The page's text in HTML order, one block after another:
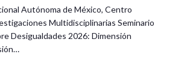
Autónoma de México, Centro
Multidisciplinarias Seminario
Desigualdades 2026: Dimensión